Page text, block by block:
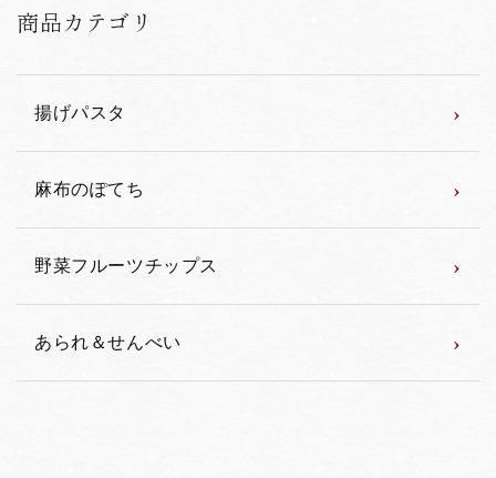
商品カテゴリ
揚げパスタ ›
麻布のぽてち ›
野菜フルーツチップス ›
あられ＆せんべい ›